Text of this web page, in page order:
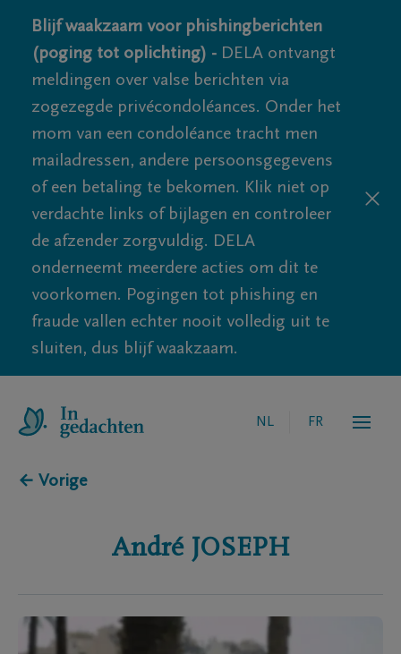
Blijf waakzaam voor phishingberichten
(poging tot oplichting) - DELA ontvangt
meldingen over valse berichten via
zogezegde privécondoléances. Onder het
mom van een condoléance tracht men
mailadressen, andere persoonsgegevens
of een betaling te bekomen. Klik niet op
verdachte links of bijlagen en controleer
de afzender zorgvuldig. DELA
onderneemt meerdere acties om dit te
voorkomen. Pogingen tot phishing en
fraude vallen echter nooit volledig uit te
sluiten, dus blijf waakzaam.
NL FR
← Vorige
André JOSEPH